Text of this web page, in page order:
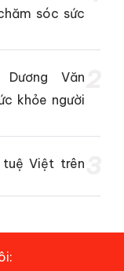
sóc sức
Dương Văn
khỏe người
Việt trên